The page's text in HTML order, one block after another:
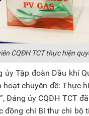
CQĐH TCT thực hiện
Tập đoàn Dầu khí
chuyên đề: Thực
Đảng ủy CQĐH TCT
đồng chí Bí thư chi bộ